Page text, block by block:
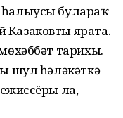
һалыусы булараҡ
Казаковты ярата.
тарихы.
шул һәләкәткә
ла,